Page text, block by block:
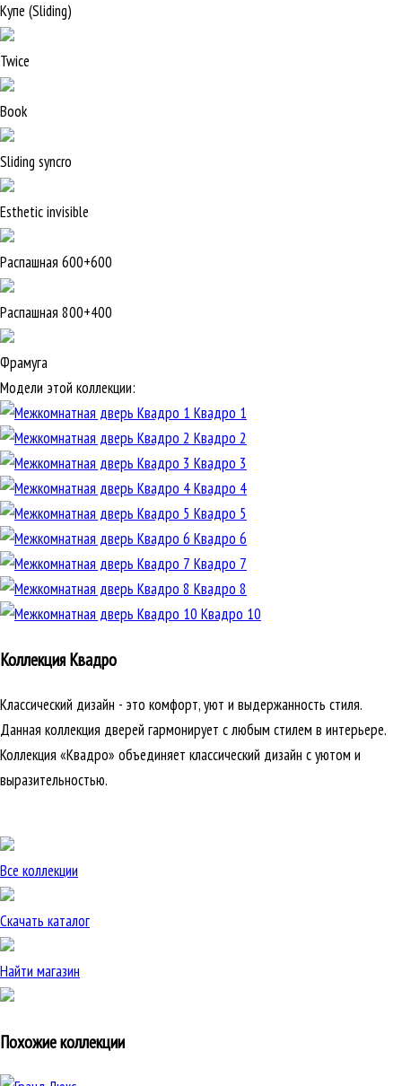
Купе (Sliding)
Twice
Book
Sliding syncro
Esthetic invisible
Распашная 600+600
Распашная 800+400
Фрамуга
Модели этой коллекции:
Квадро 1
Квадро 2
Квадро 3
Квадро 4
Квадро 5
Квадро 6
Квадро 7
Квадро 8
Квадро 10
Коллекция Квадро
Классический дизайн - это комфорт, уют и выдержанность стиля.
Данная коллекция дверей гармонирует с любым стилем в интерьере.
Коллекция «Квадро» объединяет классический дизайн с уютом и
выразительностью.
Все коллекции
Скачать каталог
Найти магазин
Похожие коллекции